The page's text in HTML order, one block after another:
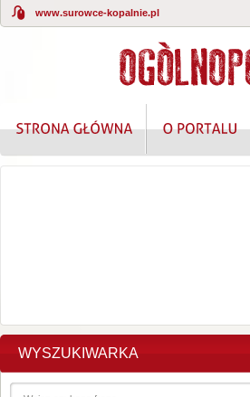
www.surowce-kopalnie.pl
WYSZUKIWARKA